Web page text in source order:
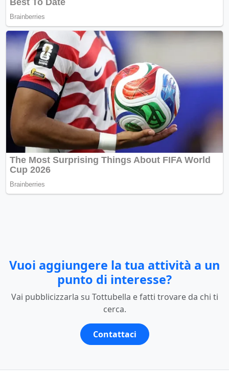
Vuoi aggiungere la tua attività a un
punto di interesse?
Vai pubblicizzarla su Tottubella e fatti trovare da chi ti
cerca.
Contattaci